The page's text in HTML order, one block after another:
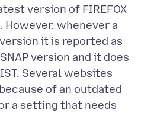
version of FIREFOX
However, whenever a
it is reported as
version and it does
Several websites
of an outdated
a setting that needs